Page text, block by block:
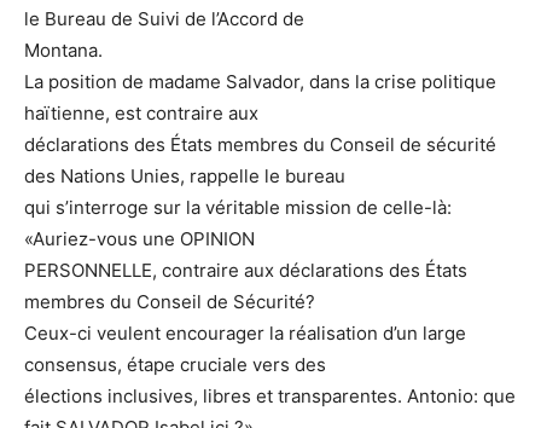
le Bureau de Suivi de l’Accord de
Montana.
La position de madame Salvador, dans la crise politique
haïtienne, est contraire aux
déclarations des États membres du Conseil de sécurité
des Nations Unies, rappelle le bureau
qui s’interroge sur la véritable mission de celle-là:
«Auriez-vous une OPINION
PERSONNELLE, contraire aux déclarations des États
membres du Conseil de Sécurité?
Ceux-ci veulent encourager la réalisation d’un large
consensus, étape cruciale vers des
élections inclusives, libres et transparentes. Antonio: que